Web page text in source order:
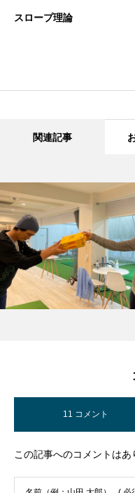
スロープ理論
関連記事
11 コメント
この記事へのコメントはあ